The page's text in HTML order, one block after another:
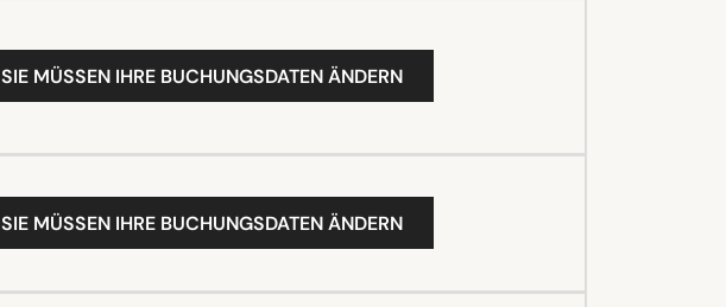
SIE MÜSSEN IHRE BUCHUNGSDATEN ÄNDERN
SIE MÜSSEN IHRE BUCHUNGSDATEN ÄNDERN